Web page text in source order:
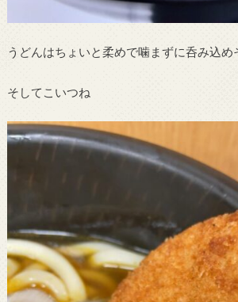
うどんはちょいと柔めで噛まずに呑み込め
そしてこいつね